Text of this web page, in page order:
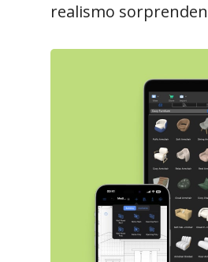
realismo